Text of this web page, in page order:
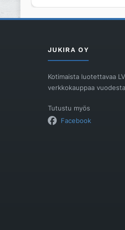
D
määrä
JUKIRA OY
Kotimaista luotettavaa
verkkokauppaa
Tutustu myös
Facebook